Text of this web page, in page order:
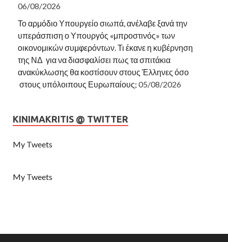
06/08/2026
Το αρμόδιο Υπουργείο σιωπά, ανέλαβε ξανά την
υπεράσπιση ο Υπουργός «μπροστινός» των
οικονομικών συμφερόντων. Τι έκανε η κυβέρνηση
της ΝΔ για να διασφαλίσει πως τα σπιτάκια
ανακύκλωσης θα κοστίσουν στους Έλληνες όσο
στους υπόλοιπους Ευρωπαίους; 05/08/2026
KINIMAKRITIS @ TWITTER
My Tweets
My Tweets